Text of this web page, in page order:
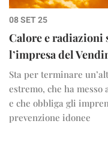
08 SET 25
Calore e radiazioni
l’impresa del
Sta per terminare
estremo, che ha
e che obbliga gli
prevenzione idonee